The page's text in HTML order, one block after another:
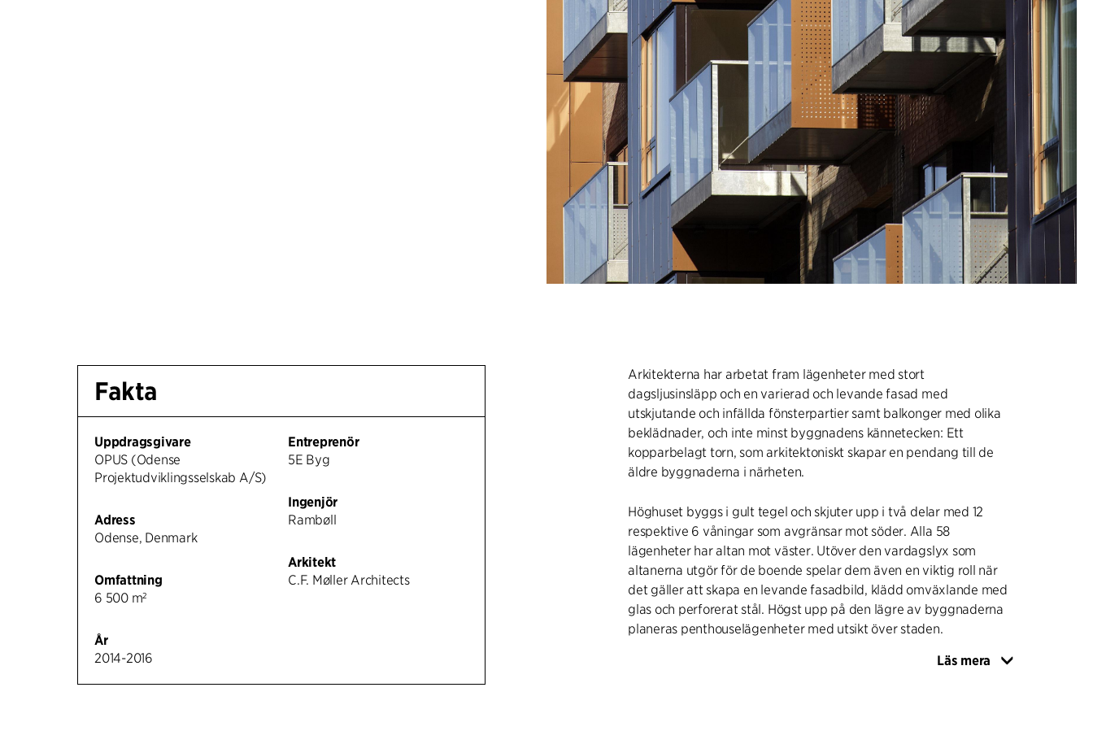
Fakta
Uppdragsgivare
OPUS (Odense
Projektudviklingsselskab A/S)
Adress
Odense, Denmark
Omfattning
6 500 m²
År
2014-2016
Entreprenör
5E Byg
Ingenjör
Rambøll
Arkitekt
C.F. Møller Architects
Arkitekterna har arbetat fram lägenheter med stort
dagsljusinsläpp och en varierad och levande fasad med
utskjutande och infällda fönsterpartier samt balkonger med olika
beklädnader, och inte minst byggnadens kännetecken: Ett
kopparbelagt torn, som arkitektoniskt skapar en pendang till de
äldre byggnaderna i närheten.
Höghuset byggs i gult tegel och skjuter upp i två delar med 12
respektive 6 våningar som avgränsar mot söder. Alla 58
lägenheter har altan mot väster. Utöver den vardagslyx som
altanerna utgör för de boende spelar dem även en viktig roll när
det gäller att skapa en levande fasadbild, klädd omväxlande med
glas och perforerat stål. Högst upp på den lägre av byggnaderna
planeras penthouselägenheter med utsikt över staden.
Det kopparbelagda tornet är integrerat i byggnadens ena hörn,
Läs mera